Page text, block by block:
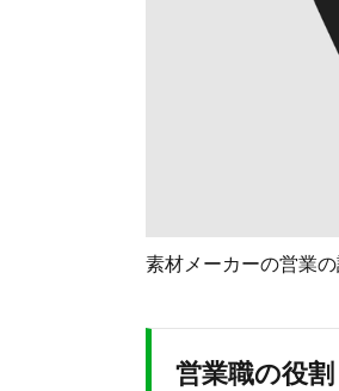
素材メーカーの営業
営業職の役割